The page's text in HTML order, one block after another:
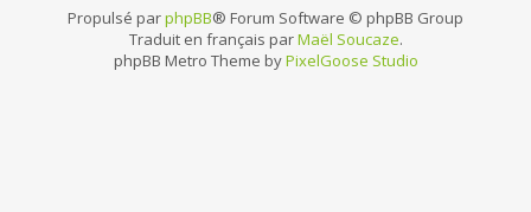
Propulsé parphpBB® Forum Software © phpBB Group
Traduit en français parMaël Soucaze.
phpBB Metro Theme byPixelGoose Studio